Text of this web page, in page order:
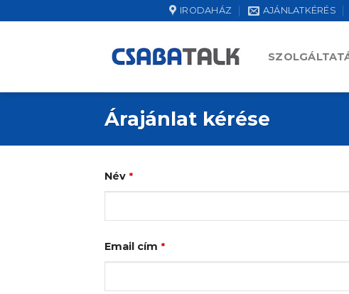
to
IRODAHÁZ AJÁNLATKÉRÉS
Árajánlat kérése
Név *
Email cím *